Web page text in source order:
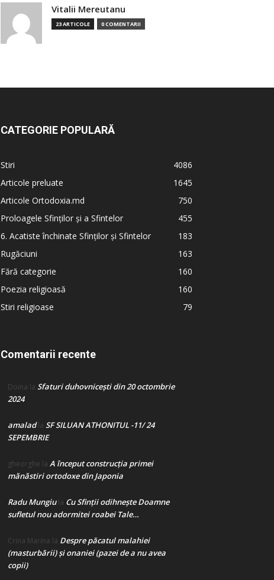
Vitalii Mereutanu
23 ARTICOLE 0 COMENTARII
CATEGORIE POPULARĂ
Stiri
4086
Articole preluate
1645
Articole Ortodoxia.md
750
Proloagele Sfinților și a Sfintelor
455
6. Acatiste închinate Sfinților și Sfintelor
183
Rugăciuni
163
Fără categorie
160
Poezia religioasă
160
Stiri religioase
79
Comentarii recente
Doina la Sfaturi duhovnicești din 20 octombrie
2024
amaladla SF SILUAN ATHONITUL -11/ 24
SEPEMBRIE
gheorghe la A început construcţia primei
mănăstiri ortodoxe din Japonia
Radu Mungiula Cu Sfinții odihnește Doamne
sufletul nou adormitei roabei Tale…
Crina Marina la Despre păcatul malahiei
(masturbării) şi onaniei (pazei de a nu avea
copii)